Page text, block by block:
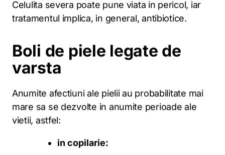
Celulita severa poate pune viata in pericol, iar
tratamentul implica, in general, antibiotice.
Boli de piele legate de
varsta
Anumite afectiuni ale pielii au probabilitate mai
mare sa se dezvolte in anumite perioade ale
vietii, astfel:
in copilarie: